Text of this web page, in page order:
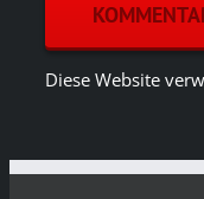
Diese Website